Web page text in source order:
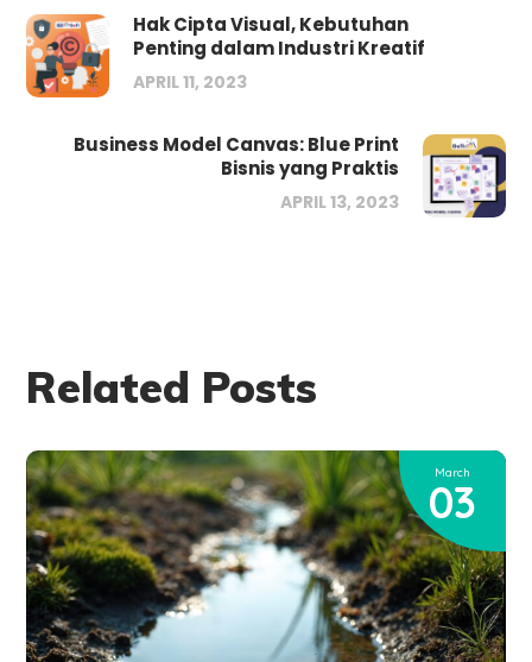
Hak Cipta Visual, Kebutuhan
Penting dalam Industri Kreatif
APRIL 11, 2023
Business Model Canvas: Blue Print
Bisnis yang Praktis
APRIL 13, 2023
Related Posts
March
03